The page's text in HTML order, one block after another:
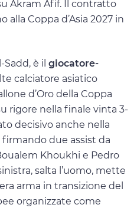
Akram Afif. Il contratto
alla Coppa d’Asia 2027 in
è il giocatore-
calciatore asiatico
d’Oro della Coppa
rigore nella finale vinta 3-
decisivo anche nella
due assist da
Khoukhi e Pedro
salta l’uomo, mette
arma in transizione del
organizzate come